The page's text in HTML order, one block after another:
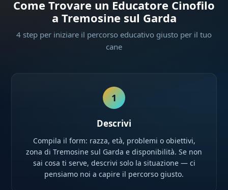
Come Trovare un Educatore Cinofilo
a Tremosine sul Garda
4 step per iniziare il percorso educativo giusto per il tuo
cane
1
Descrivi
Compila il form: razza, età, problemi o obiettivi,
zona di Tremosine sul Garda e disponibilità. Se non
sai cosa ti serve, descrivi solo la situazione — ci
pensiamo noi a capire il percorso giusto.